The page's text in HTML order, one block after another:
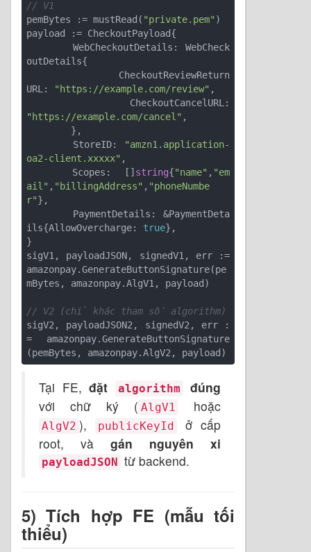
// V1
pemBytes := mustRead( "private.pem" )
payload := CheckoutPayload{
outDetails{
URL:
"https://example.com/review" ,
"https://example.com/cancel" ,
	StoreID:
"amzn1.application-
oa2-client.xxxxx" ,
	Scopes:  []
string{"name" , "em
ail" , "billingAddress" , "phoneNumbe
r"},
ils{AllowOvercharge: true},
}
sigV1, payloadJSON, signedV1, err :=
amazonpay.GenerateButtonSignature(pe
mBytes, amazonpay.AlgV1, payload)
// V2 (chỉ khác tham số algorithm)
sigV2, payloadJSON2, signedV2, err :
= amazonpay.GenerateButtonSignature
Tại FE, đặt algorithm
đúng
với chữ ký ( AlgV1 hoặc
AlgV2 ), publicKeyId
ở cấp
root, và gán nguyên xi
payloadJSON từ backend.
5) Tích hợp FE (mẫu tối
thiểu)